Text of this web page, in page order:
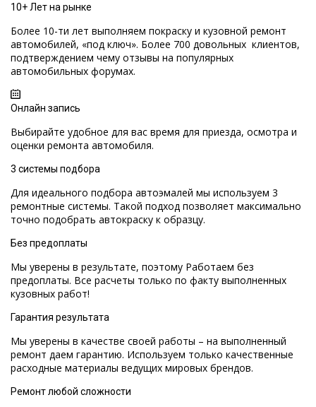
ПОЛНАЯ
ПЕРЕКРАСКА
ВАШЕГО АВТОМОБИЛЯ
10+ Лет на рынке
Более 10-ти лет выполняем покраску и кузовной ремонт
автомобилей, «под ключ». Более 700 довольных клиентов,
подтверждением чему отзывы на популярных
автомобильных форумах.
Онлайн запись
Выбирайте удобное для вас время для приезда, осмотра и
оценки ремонта автомобиля.
3 системы подбора
Для идеального подбора автоэмалей мы используем 3
ремонтные системы. Такой подход позволяет максимально
точно подобрать автокраску к образцу.
Без предоплаты
Мы уверены в результате, поэтому Работаем без
предоплаты. Все расчеты только по факту выполненных
кузовных работ!
Гарантия результата
Мы уверены в качестве своей работы – на выполненный
ремонт даем гарантию. Используем только качественные
расходные материалы ведущих мировых брендов.
Ремонт любой сложности